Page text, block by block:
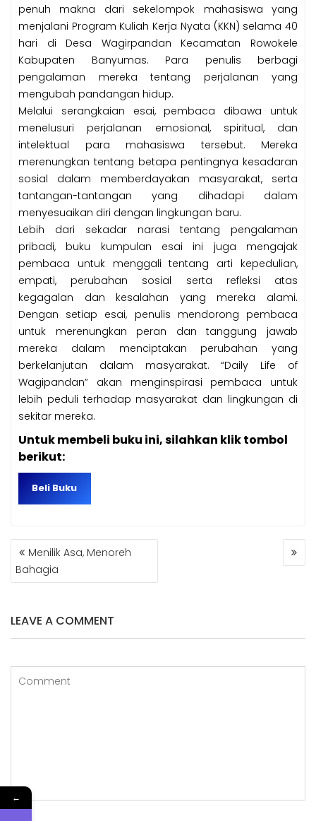
penuh makna dari sekelompok mahasiswa yang
menjalani Program Kuliah Kerja Nyata (KKN) selama 40
hari di Desa Wagirpandan Kecamatan Rowokele
Kabupaten Banyumas. Para penulis berbagi
pengalaman mereka tentang perjalanan yang
mengubah pandangan hidup.
Melalui serangkaian esai, pembaca dibawa untuk
menelusuri perjalanan emosional, spiritual, dan
intelektual para mahasiswa tersebut. Mereka
merenungkan tentang betapa pentingnya kesadaran
sosial dalam memberdayakan masyarakat, serta
tantangan-tantangan yang dihadapi dalam
menyesuaikan diri dengan lingkungan baru.
Lebih dari sekadar narasi tentang pengalaman
pribadi, buku kumpulan esai ini juga mengajak
pembaca untuk menggali tentang arti kepedulian,
empati, perubahan sosial serta refleksi atas
kegagalan dan kesalahan yang mereka alami.
Dengan setiap esai, penulis mendorong pembaca
untuk merenungkan peran dan tanggung jawab
mereka dalam menciptakan perubahan yang
berkelanjutan dalam masyarakat. “Daily Life of
Wagipandan” akan menginspirasi pembaca untuk
lebih peduli terhadap masyarakat dan lingkungan di
sekitar mereka.
Untuk membeli buku ini, silahkan klik tombol
berikut:
Beli Buku
NAVIGASI
POSMenilik Asa, Menoreh
Bahagia
LEAVE A COMMENT
←